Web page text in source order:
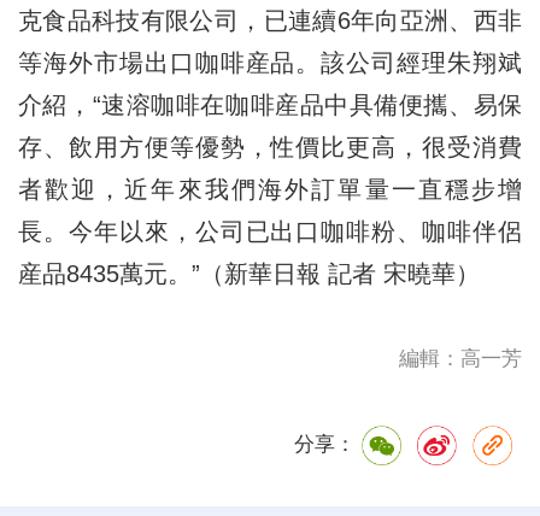
克食品科技有限公司，已連續6年向亞洲、西非
等海外市場出口咖啡産品。該公司經理朱翔斌
介紹，“速溶咖啡在咖啡産品中具備便攜、易保
存、飲用方便等優勢，性價比更高，很受消費
者歡迎，近年來我們海外訂單量一直穩步增
長。今年以來，公司已出口咖啡粉、咖啡伴侶
産品8435萬元。”（新華日報 記者 宋曉華）
編輯：高一芳
分享：